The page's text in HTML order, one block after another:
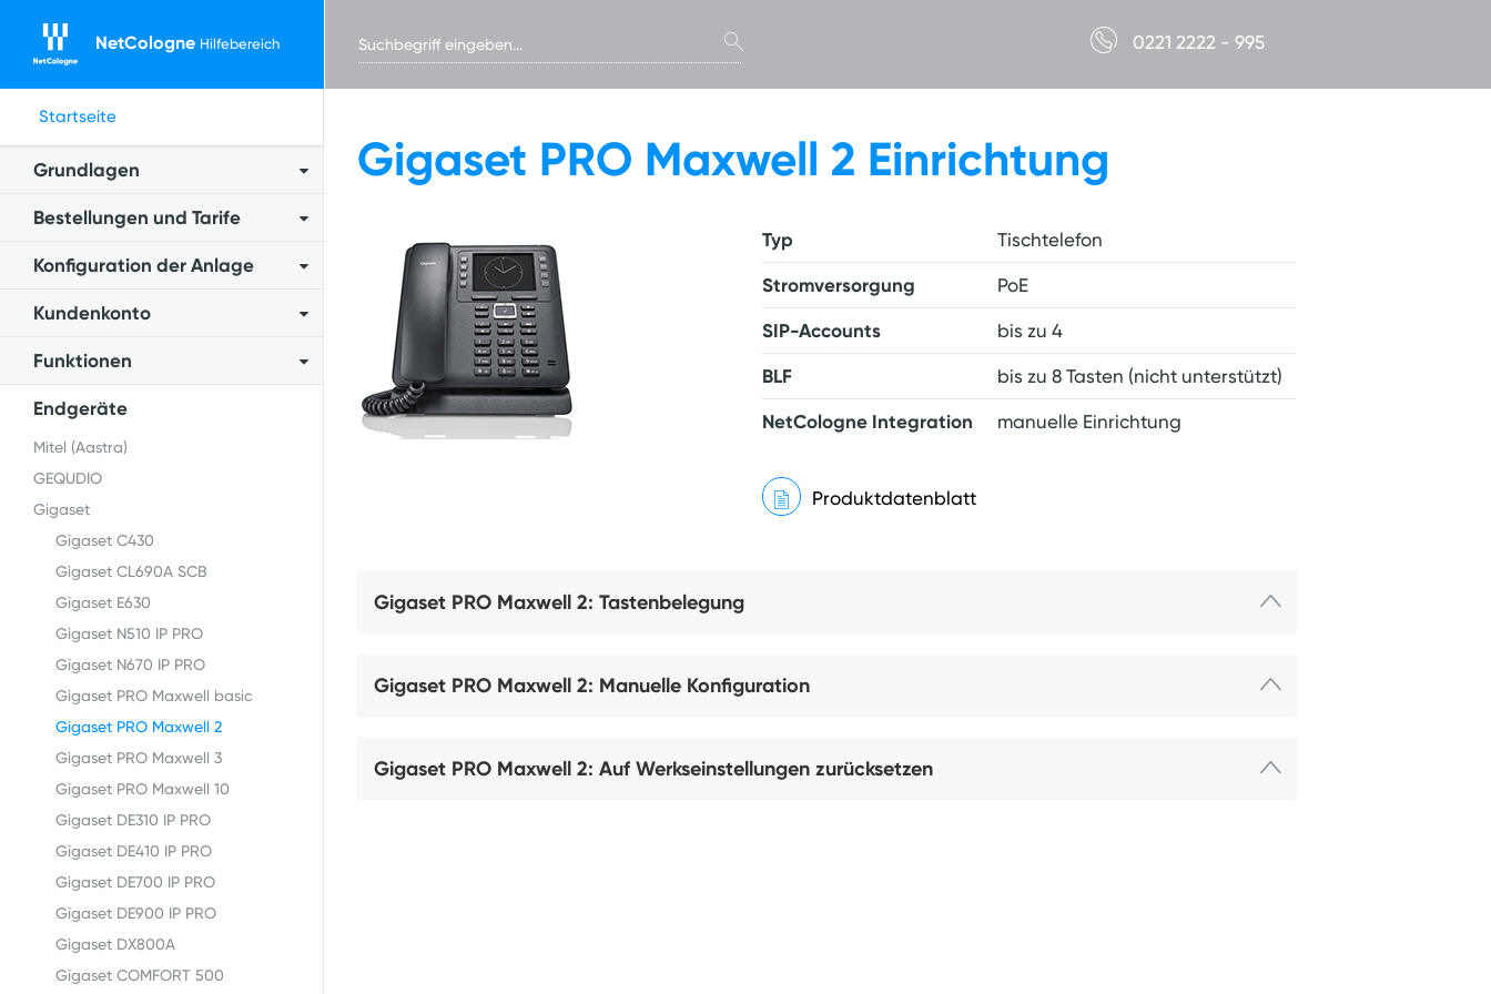
NetCologne Hilfebereich 0221 2222 - 995
Startseite
Grundlagen
Bestellungen und Tarife
Konfiguration der Anlage
Kundenkonto
Funktionen
Endgeräte
Mitel (Aastra)
GEQUDIO
Gigaset
Gigaset C430
Gigaset CL690A SCB
Gigaset E630
Gigaset N510 IP PRO
Gigaset N670 IP PRO
Gigaset PRO Maxwell basic
Gigaset PRO Maxwell 2
Gigaset PRO Maxwell 3
Gigaset PRO Maxwell 10
Gigaset DE310 IP PRO
Gigaset DE410 IP PRO
Gigaset DE700 IP PRO
Gigaset DE900 IP PRO
Gigaset DX800A
Gigaset COMFORT 500
Gigaset PRO Maxwell 2 Einrichtung
Typ Tischtelefon
Stromversorgung PoE
SIP-Accounts bis zu 4
BLF bis zu 8 Tasten (nicht unterstützt)
NetCologne Integration manuelle Einrichtung
Produktdatenblatt
Gigaset PRO Maxwell 2: Tastenbelegung
Gigaset PRO Maxwell 2: Manuelle Konfiguration
Gigaset PRO Maxwell 2: Auf Werkseinstellungen zurücksetzen